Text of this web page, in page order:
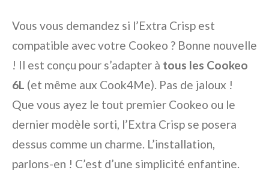
Vous vous demandez si l’Extra Crisp est
compatible avec votre Cookeo ? Bonne nouvelle
! Il est conçu pour s’adapter à tous les Cookeo
6L (et même aux Cook4Me). Pas de jaloux !
Que vous ayez le tout premier Cookeo ou le
dernier modèle sorti, l’Extra Crisp se posera
dessus comme un charme. L’installation,
parlons-en ! C’est d’une simplicité enfantine.